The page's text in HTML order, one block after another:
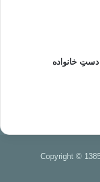
خانواده
Copyright ©